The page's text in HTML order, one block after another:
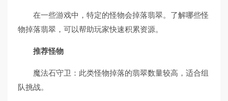
在一些游戏中，特定的怪物会掉落翡翠。了解哪些怪
物掉落翡翠，可以帮助玩家快速积累资源。
推荐怪物
魔法石守卫：此类怪物掉落的翡翠数量较高，适合组
队挑战。